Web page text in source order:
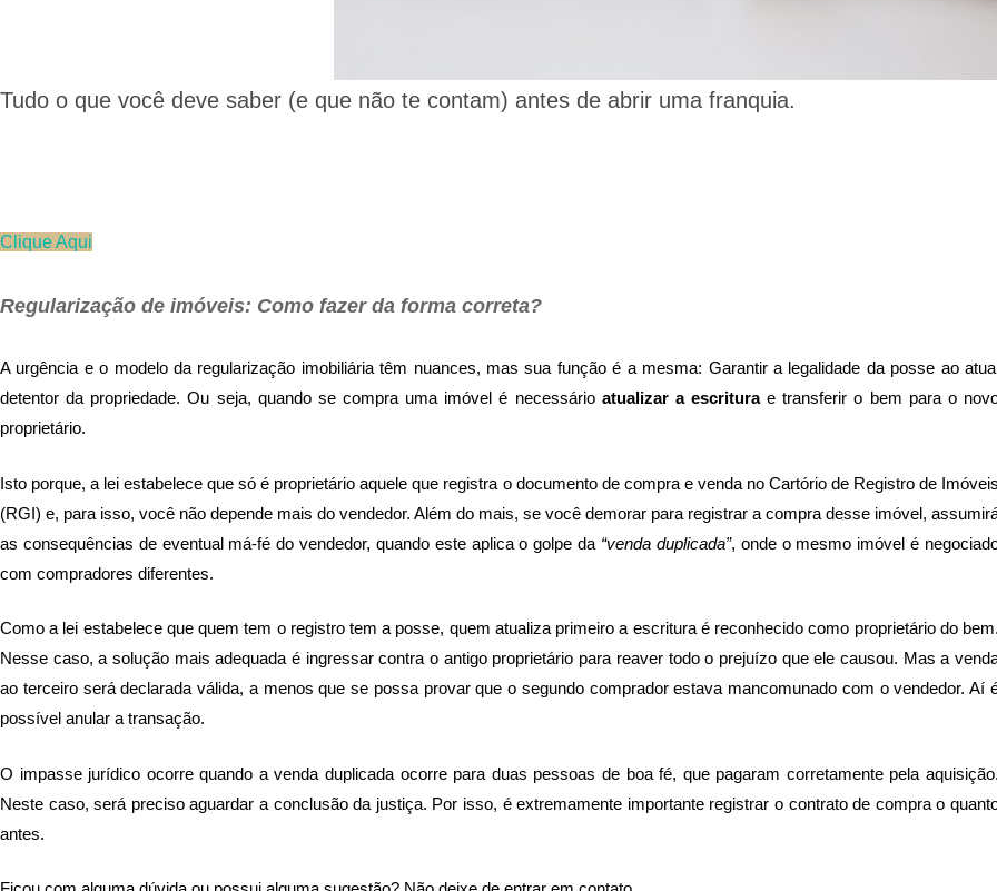
Tudo o que você deve saber (e que não te contam) antes de abrir uma franquia.
Clique Aqui
Regularização de imóveis: Como fazer da forma correta?
A urgência e o modelo da regularização imobiliária têm nuances, mas sua função é a mesma: Garantir a legalidade da posse ao
detentor da propriedade. Ou seja, quando se compra uma imóvel é necessário atualizar a escriturae transferir o bem para o
proprietário.
Isto porque, a lei estabelece que só é proprietário aquele que registra o documento de compra e venda no Cartório de Registro de
(RGI) e, para isso, você não depende mais do vendedor. Além do mais, se você demorar para registrar a compra desse imóvel,
as consequências de eventual má-fé do vendedor, quando este aplica o golpe da “venda duplicada”, onde o mesmo imóvel é
com compradores diferentes.
Como a lei estabelece que quem tem o registro tem a posse, quem atualiza primeiro a escritura é reconhecido como proprietário do
Nesse caso, a solução mais adequada é ingressar contra o antigo proprietário para reaver todo o prejuízo que ele causou. Mas a
ao terceiro será declarada válida, a menos que se possa provar que o segundo comprador estava mancomunado com o vendedor. Aí
possível anular a transação.
O impasse jurídico ocorre quando a venda duplicada ocorre para duas pessoas de boa fé, que pagaram corretamente pela
Neste caso, será preciso aguardar a conclusão da justiça. Por isso, é extremamente importante registrar o contrato de compra o
antes.